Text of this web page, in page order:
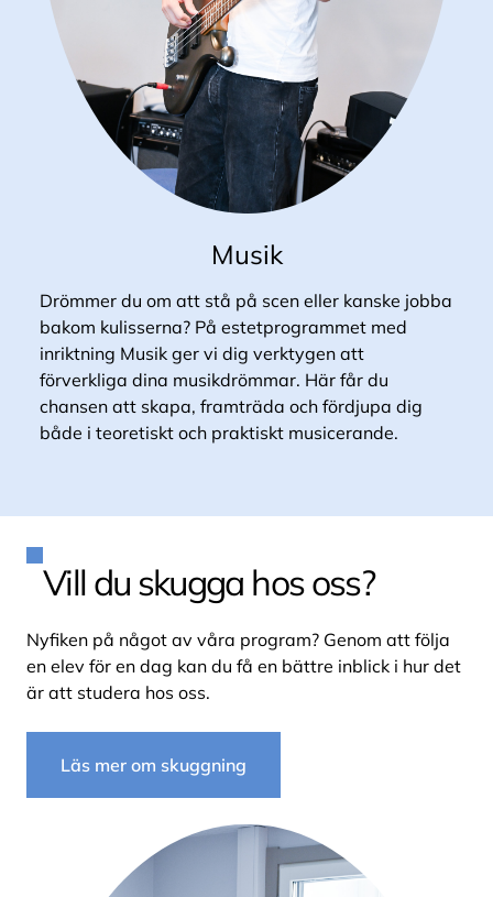
Musik
Drömmer du om att stå på scen eller kanske jobba
bakom kulisserna? På estetprogrammet med
inriktning Musik ger vi dig verktygen att
förverkliga dina musikdrömmar. Här får du
chansen att skapa, framträda och fördjupa dig
både i teoretiskt och praktiskt musicerande.
Vill du skugga hos oss?
Nyfiken på något av våra program? Genom att följa
en elev för en dag kan du få en bättre inblick i hur det
är att studera hos oss.
Läs mer om skuggning